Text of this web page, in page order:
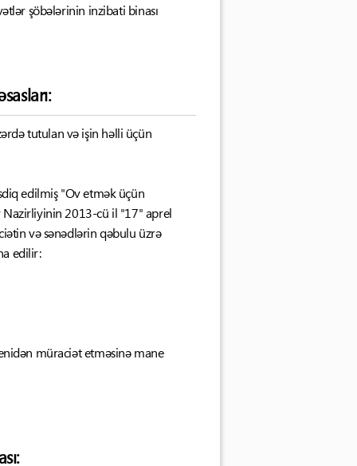
şöbələrinin inzibati binası
tutulan və işin həlli üçün
edilmiş "Ov etmək üçün
Nazirliyinin 2013-cü il "17" aprel
və sənədlərin qəbulu üzrə
edilir:
müraciət etməsinə mane